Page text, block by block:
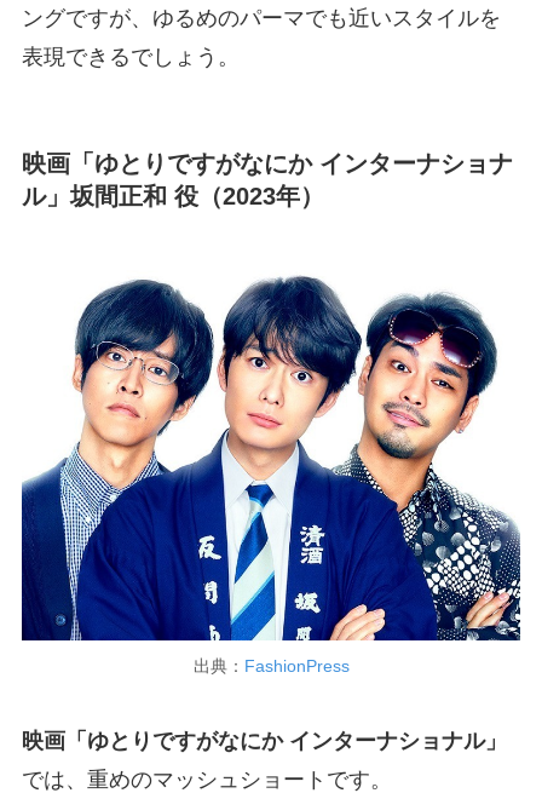
ングですが、ゆるめのパーマでも近いスタイルを
表現できるでしょう。
映画「ゆとりですがなにか インターナショナ
ル」坂間正和 役（2023年）
出典： FashionPress
映画「ゆとりですがなにか インターナショナル」
では、重めのマッシュショートです。